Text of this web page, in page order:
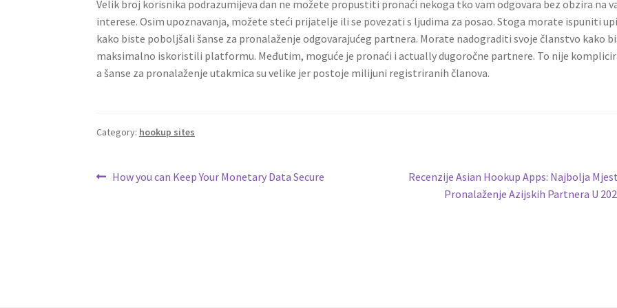
Velik broj korisnika podrazumijeva dan ne možete propustiti pronaći nekoga tko vam odgovara bez obzira na
interese. Osim upoznavanja, možete steći prijatelje ili se povezati s ljudima za posao. Stoga morate ispuniti
kako biste poboljšali šanse za pronalaženje odgovarajućeg partnera. Morate nadograditi svoje članstvo kako
maksimalno iskoristili platformu. Međutim, moguće je pronaći i actually dugoročne partnere. To nije
a šanse za pronalaženje utakmica su velike jer postoje milijuni registriranih članova.
Category: hookup sites
Post
Previous
How you can Keep Your Monetary Data Secure
Next
Recenzije Asian Hookup Apps: Najbolja
Pronalaženje Azijskih Partnera U